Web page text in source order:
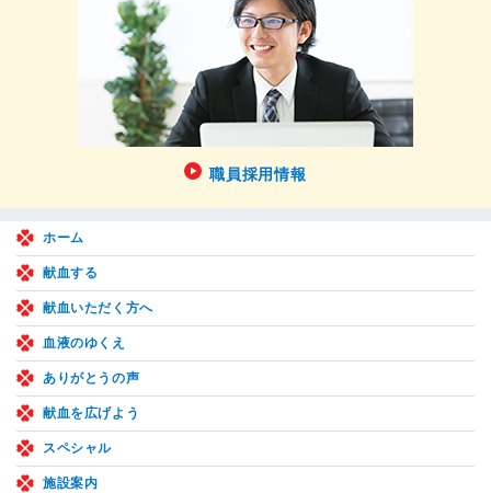
職員採用情報
ホーム
献血する
献血いただく方へ
血液のゆくえ
ありがとうの声
献血を広げよう
スペシャル
施設案内